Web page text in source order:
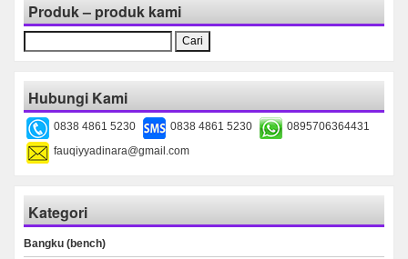
Produk – produk kami
untuk:
Hubungi Kami
0838 4861 5230 0838 4861 5230
0895706364431
fauqiyyadinara@gmail.com
Kategori
Bangku (bench)